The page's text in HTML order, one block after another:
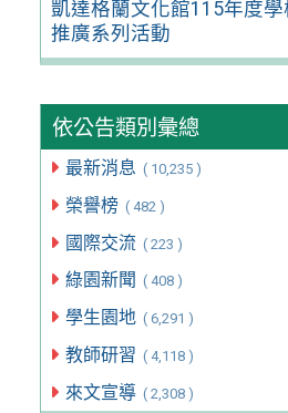
凱達格蘭文化館115年度學
推廣系列活動
依公告類別彙總
最新消息 ( 10,235 )
榮譽榜 ( 482 )
國際交流 ( 223 )
綠園新聞 ( 408 )
學生園地 ( 6,291 )
教師研習 ( 4,118 )
來文宣導 ( 2,308 )